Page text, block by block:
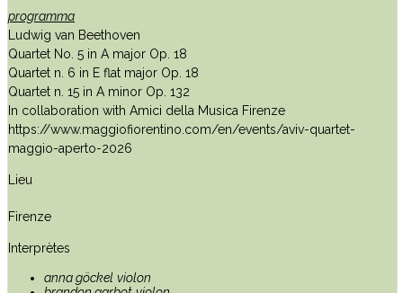
programma
Ludwig van Beethoven
Quartet No. 5 in A major Op. 18
Quartet n. 6 in E flat major Op. 18
Quartet n. 15 in A minor Op. 132
In collaboration with Amici della Musica Firenze
https://www.maggiofiorentino.com/en/events/aviv-quartet-
maggio-aperto-2026
Lieu
Firenze
Interprètes
anna göckel violon